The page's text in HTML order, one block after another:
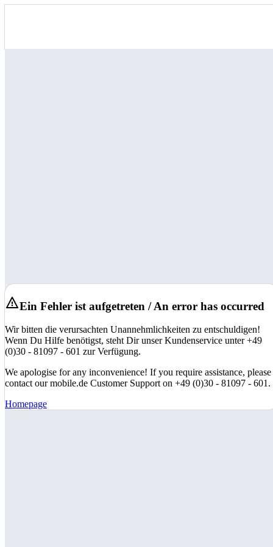
Ein Fehler ist aufgetreten / An error has occurred
Wir bitten die verursachten Unannehmlichkeiten zu entschuldigen!
Wenn Du Hilfe benötigst, steht Dir unser Kundenservice unter +49
(0)30 - 81097 - 601 zur Verfügung.
We apologise for any inconvenience! If you require assistance, please
contact our mobile.de Customer Support on +49 (0)30 - 81097 - 601.
Homepage